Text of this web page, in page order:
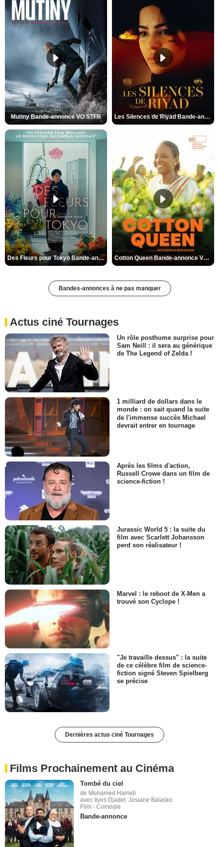
Mutiny Bande-annonce VO STFR Les Silences de Riyad Bande-annonce VO STFR
Des Fleurs pour Tokyo Bande-annonce VO STFR Cotton Queen Bande-annonce VO STFR
Bandes-annonces à ne pas manquer
Actus ciné Tournages
Un rôle posthume surprise pour
Sam Neill : il sera au générique
de The Legend of Zelda !
1 milliard de dollars dans le
monde : on sait quand la suite
de l'immense succès Michael
devrait entrer en tournage
Après les films d'action,
Russell Crowe dans un film de
science-fiction !
Jurassic World 5 : la suite du
film avec Scarlett Johansson
perd son réalisateur !
Marvel : le reboot de X-Men a
trouvé son Cyclope !
"Je travaille dessus" : la suite
de ce célèbre film de science-
fiction signé Steven Spielberg
se précise
Dernières actus ciné Tournages
Films Prochainement au Cinéma
Tombé du ciel
de Mohamed Hamidi
avec Ilyes Djadel, Josiane Balasko
Film - Comédie
Bande-annonce